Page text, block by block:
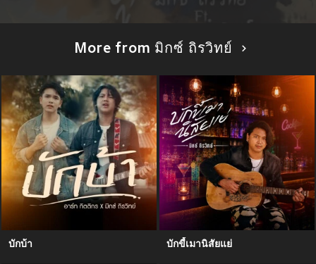
More from มิกซ์ ถิรวิทย์
บักบ้า บักขี้เมานิสัยแย่